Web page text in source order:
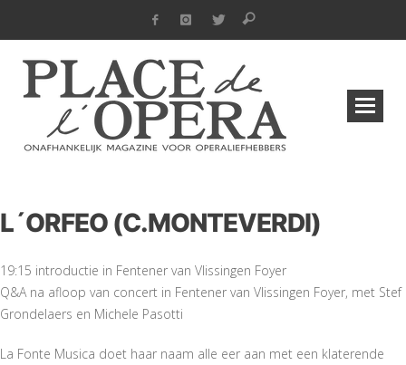
L´ORFEO (C.MONTEVERDI)
19:15 introductie in Fentener van Vlissingen Foyer
Q&A na afloop van concert in Fentener van Vlissingen Foyer, met Stef
Grondelaers en Michele Pasotti
La Fonte Musica doet haar naam alle eer aan met een klaterende